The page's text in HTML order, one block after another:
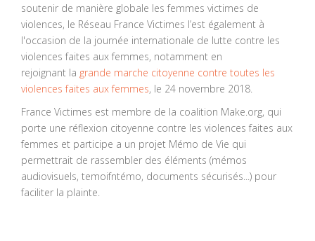
soutenir de manière globale les femmes victimes de
violences, le Réseau France Victimes l’est également à
l'occasion de la journée internationale de lutte contre les
violences faites aux femmes, notamment en
rejoignant la grande marche citoyenne contre toutes les
violences faites aux femmes, le 24 novembre 2018.
France Victimes est membre de la coalition Make.org, qui
porte une réflexion citoyenne contre les violences faites aux
femmes et participe a un projet Mémo de Vie qui
permettrait de rassembler des éléments (mémos
audiovisuels, temoifntémo, documents sécurisés...) pour
faciliter la plainte.